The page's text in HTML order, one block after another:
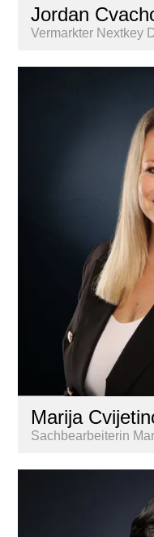
Jordan
Vermarkter Nextkey
Marija
Sachbearbeiterin